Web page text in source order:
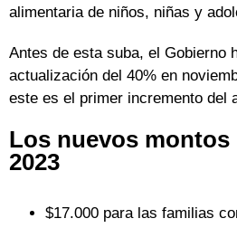
alimentaria de niños, niñas y
Antes de esta suba, el Gobierno
actualización del 40% en
este es el primer incremento del
Los nuevos montos
2023
$17.000 para las familias